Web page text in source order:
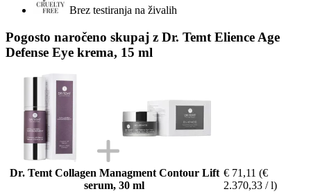
Brez testiranja na živalih
Pogosto naročeno skupaj z Dr. Temt Elience Age
Defense Eye krema, 15 ml
Dr. Temt Collagen Managment Contour Lift
serum, 30 ml
€ 71,11 (€
2.370,33 / l)